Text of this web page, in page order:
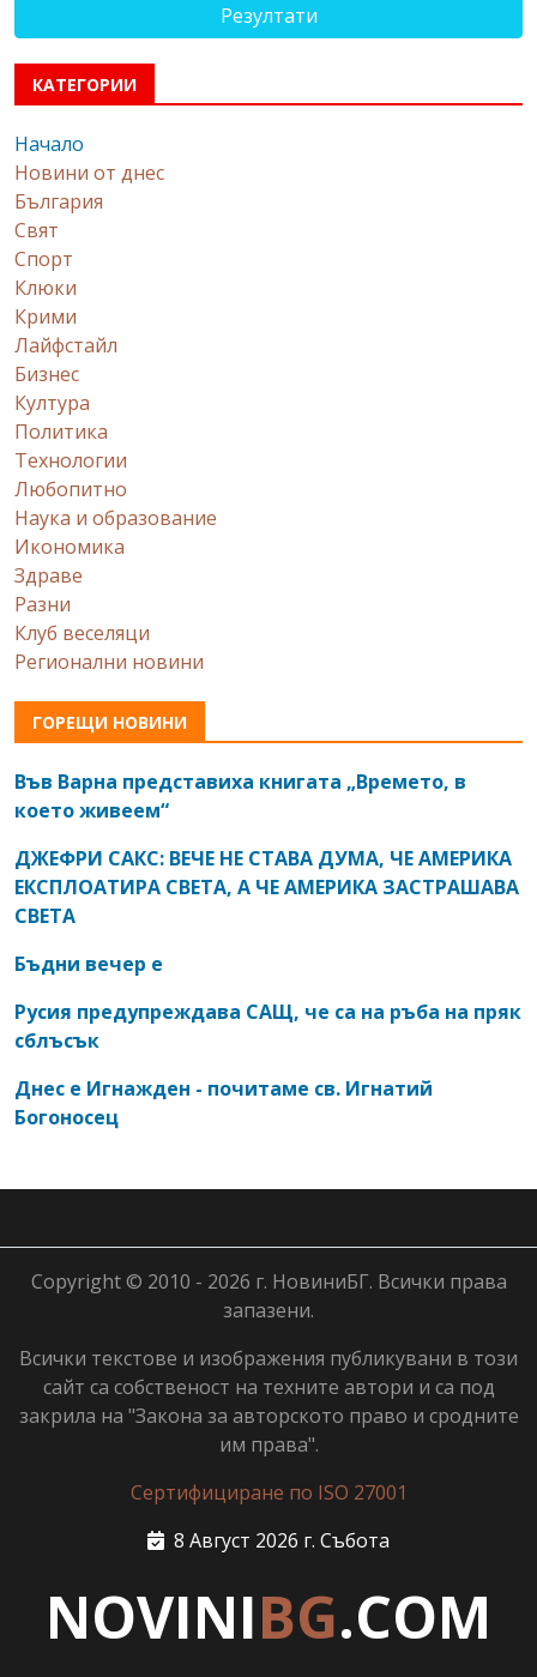
Резултати
КАТЕГОРИИ
Начало
Новини от днес
България
Свят
Спорт
Клюки
Крими
Лайфстайл
Бизнес
Култура
Политика
Технологии
Любопитно
Наука и образование
Икономика
Здраве
Разни
Клуб веселяци
Регионални новини
ГОРЕЩИ НОВИНИ
Във Варна представиха книгата „Времето, в
което живеем“
ДЖЕФРИ САКС: ВЕЧЕ НЕ СТАВА ДУМА, ЧЕ АМЕРИКА
ЕКСПЛОАТИРА СВЕТА, А ЧЕ АМЕРИКА ЗАСТРАШАВА
СВЕТА
Бъдни вечер е
Русия предупреждава САЩ, че са на ръба на пряк
сблъсък
Днес е Игнажден - почитаме св. Игнатий
Богоносец
Copyright © 2010 - 2026 г. НовиниБГ. Всички права
запазени.
Всички текстове и изображения публикувани в този
сайт са собственост на техните автори и са под
закрила на "Закона за авторското право и сродните
им права".
Сертифициране по ISO 27001
8 Август 2026 г. Събота
NOVINIBG.COM